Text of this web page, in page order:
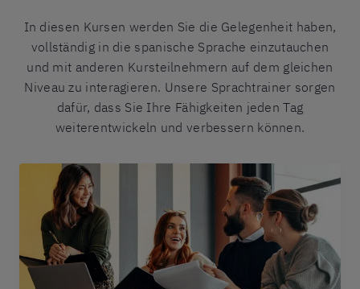
In diesen Kursen werden Sie die Gelegenheit haben,
vollständig in die spanische Sprache einzutauchen
und mit anderen Kursteilnehmern auf dem gleichen
Niveau zu interagieren. Unsere Sprachtrainer sorgen
dafür, dass Sie Ihre Fähigkeiten jeden Tag
weiterentwickeln und verbessern können.